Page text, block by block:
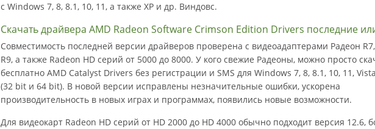
с Windows 7, 8, 8.1, 10, 11, а также XP и др. Виндовс.
Скачать драйвера AMD Radeon Software Crimson Edition Drivers последние
Совместимость последней версии драйверов проверена с видеоадаптерами Радеон
R9, а также Radeon HD серий от 5000 до 8000. У кого свежие Радеоны, можно просто
бесплатно AMD Catalyst Drivers без регистрации и SMS для Windows 7, 8, 8.1, 10, 11,
(32 bit и 64 bit). В новой версии исправлены незначительные ошибки, ускорена
производительность в новых играх и программах, появились новые возможности.
Для видеокарт Radeon HD серий от HD 2000 до HD 4000 обычно подходит версия 12.6,